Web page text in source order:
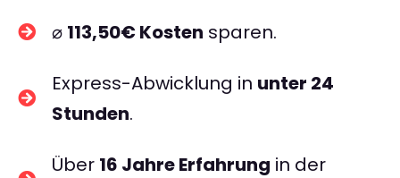
⌀ 113,50€ Kosten sparen.
Express-Abwicklung in unter 24
Stunden.
Über 16 Jahre Erfahrung in der